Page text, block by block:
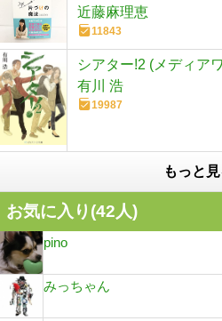
近藤麻理恵
11843
シアター!2 (メディア
有川 浩
19987
もっと
お気に入り(42人)
pino
みっちゃん